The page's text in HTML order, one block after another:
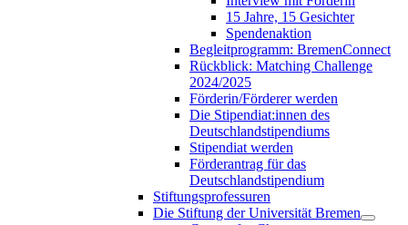
15 Jahre, 15 Gesichter
Spendenaktion
Begleitprogramm: BremenConnect
Rückblick: Matching Challenge
2024/2025
Förderin/Förderer werden
Die Stipendiat:innen des
Deutschlandstipendiums
Stipendiat werden
Förderantrag für das
Deutschlandstipendium
Stiftungsprofessuren
Die Stiftung der Universität Bremen